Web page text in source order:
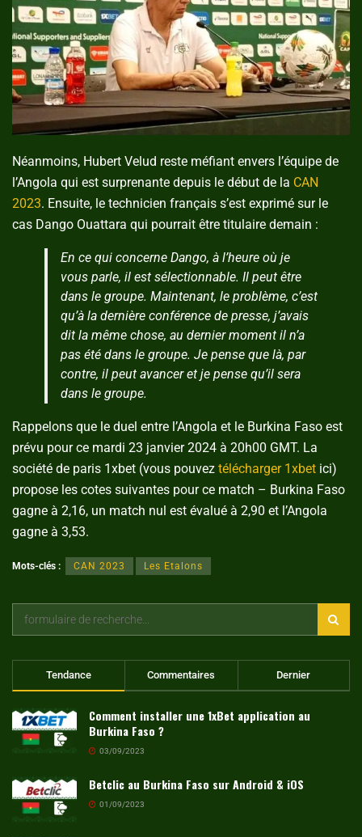
Néanmoins, Hubert Velud reste méfiant envers l’équipe de
l’Angola qui est surprenante depuis le début de la CAN
2023. Ensuite, le technicien français s’est exprimé sur le
cas Dango Ouattara qui pourrait être titulaire demain :
En ce qui concerne Dango, à l’heure où je
vous parle, il est sélectionnable. Il peut être
dans le groupe. Maintenant, le problème, c’est
qu’à la dernière conférence de presse, j’avais
dit la même chose, au dernier moment il n’a
pas été dans le groupe. Je pense que là, par
contre, il peut avancer et je pense qu’il sera
dans le groupe.
Rappelons que le duel entre l’Angola et le Burkina Faso est
prévu pour ce mardi 23 janvier 2024 à 20h00 GMT. La
société de paris 1xbet (vous pouvez télécharger 1xbet ici)
propose les cotes suivantes pour ce match – Burkina Faso
gagne à 2,16, un match nul est évalué à 2,90 et l’Angola
gagne à 3,53.
Mots-clés : CAN 2023 Les Etalons
Tendance Commentaires Dernier
Comment installer une 1xBet application au
Burkina Faso ?
03/09/2023
Betclic au Burkina Faso sur Android & iOS
01/09/2023